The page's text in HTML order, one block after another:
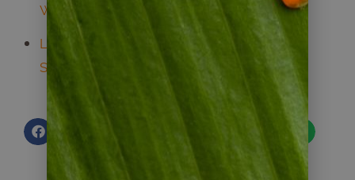
Weinlese
Lebendiger Dschungel: Der Themenpark
Selva Viva in Puerto Iguazu